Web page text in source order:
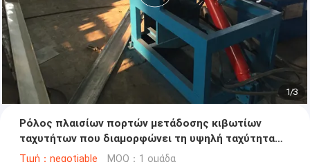
1/3
Ρόλος πλαισίων πορτών μετάδοσης κιβωτίων
ταχυτήτων που διαμορφώνει τη υψηλή ταχύτητα
μηχανών
Τιμή：negotiable MOQ：1 ομάδα